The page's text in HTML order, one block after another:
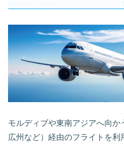
モルディブや東南アジアへ向か
広州など）経由のフライトを利